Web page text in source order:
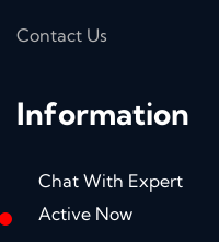
Contact Us
Information
Chat With Expert
Active Now